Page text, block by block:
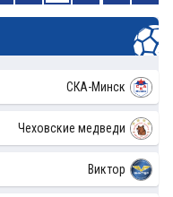
СКА-Минск
Чеховские медведи
Виктор